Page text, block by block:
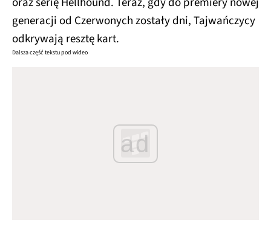
generacji od Czerwonych zostały dni, Tajwańczycy
odkrywają resztę kart.
Dalsza część tekstu pod wideo
ad